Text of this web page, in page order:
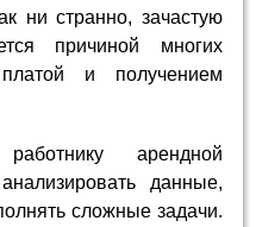
ни странно, зачастую
причиной многих
и получением
арендной
данные,
сложные задачи.